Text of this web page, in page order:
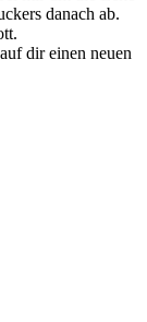
danach ab.
dir einen neuen